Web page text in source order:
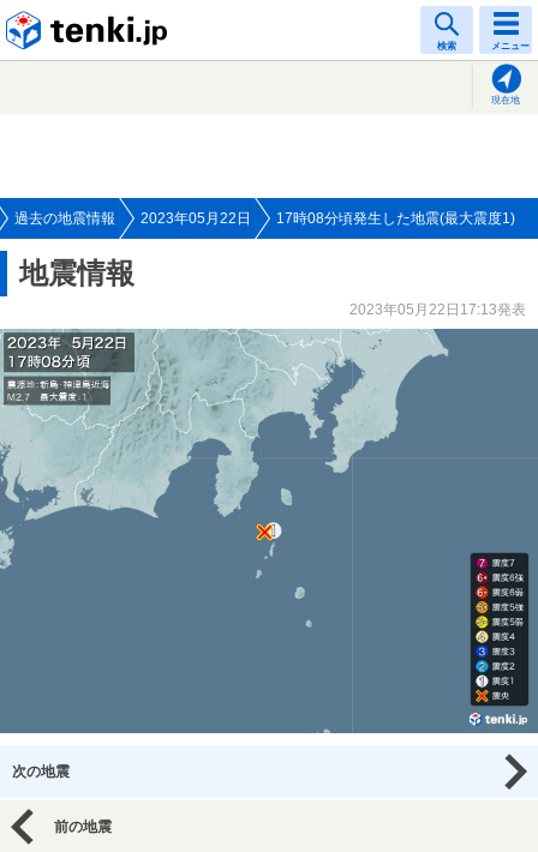
検索 メニュー
現在地
過去の地震情報 2023年05月22日 17時08分頃発生した地震(最大震度1)
地震情報
2023年05月22日17:13発表
次の地震
前の地震